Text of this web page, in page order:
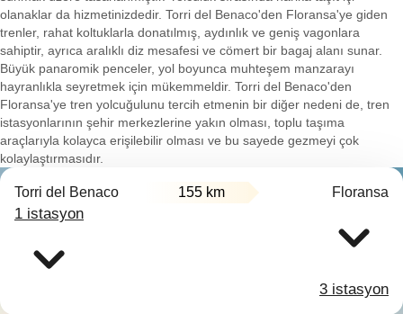
olanaklar da hizmetinizdedir. Torri del Benaco'den Floransa'ye giden
trenler, rahat koltuklarla donatılmış, aydınlık ve geniş vagonlara
sahiptir, ayrıca aralıklı diz mesafesi ve cömert bir bagaj alanı sunar.
Büyük panaromik penceler, yol boyunca muhteşem manzarayı
hayranlıkla seyretmek için mükemmeldir. Torri del Benaco'den
Floransa'ye tren yolcuğulunu tercih etmenin bir diğer nedeni de, tren
istasyonlarının şehir merkezlerine yakın olması, toplu taşıma
araçlarıyla kolayca erişilebilir olması ve bu sayede gezmeyi çok
kolaylaştırmasıdır.
Torri del Benaco 155 km Floransa
1 istasyon
3 istasyon